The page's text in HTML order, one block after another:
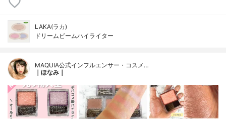
LAKA(ラカ)
ドリームビームハイライター
MAQUIA公式インフルエンサー・コスメ…
｜ほなみ｜